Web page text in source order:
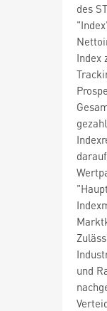
des
Index
und